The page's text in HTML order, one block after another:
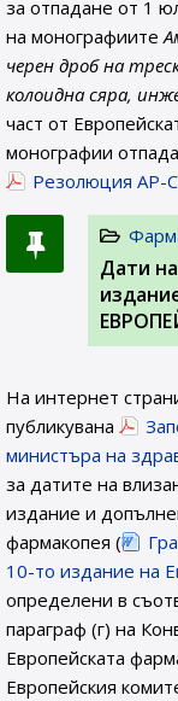
за отпадане от 1
на монографиите
черен дроб на
колоидна сяра,
част от
монографии
Резолюция AP-
Дати
На интернет
публикувана
министъра на
за датите на
издание и
фармакопея (
10-то издание на
определени в
параграф (г) на
Европейската
Европейския